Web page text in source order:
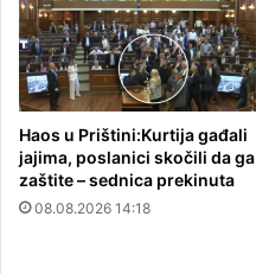
Haos u Prištini:Kurtija gađali
jajima, poslanici skočili da ga
zaštite – sednica prekinuta
08.08.2026 14:18